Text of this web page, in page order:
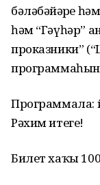
бәләбәйҙәрҙе
һәм “Гәүһәр”
проказники”
Программала:
Рәхим итегеҙ!
Билет хаҡы